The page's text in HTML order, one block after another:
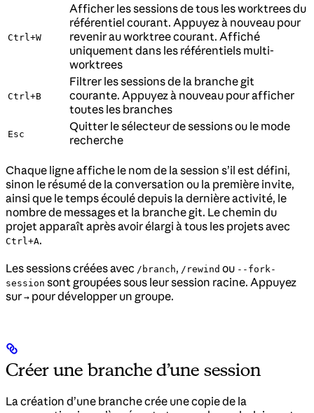
Ctrl+W
Afficher les sessions de tous les worktrees du
référentiel courant. Appuyez à nouveau pour
revenir au worktree courant. Affiché
uniquement dans les référentiels multi-
worktrees
Ctrl+B
Filtrer les sessions de la branche git
courante. Appuyez à nouveau pour afficher
toutes les branches
Esc
Quitter le sélecteur de sessions ou le mode
recherche
Chaque ligne affiche le nom de la session s’il est défini,
sinon le résumé de la conversation ou la première invite,
ainsi que le temps écoulé depuis la dernière activité, le
nombre de messages et la branche git. Le chemin du
projet apparaît après avoir élargi à tous les projets avec
Ctrl+A.
Les sessions créées avec /branch, /rewind ou --fork-
session sont groupées sous leur session racine. Appuyez
sur → pour développer un groupe.
Créer une branche d’une session
La création d’une branche crée une copie de la